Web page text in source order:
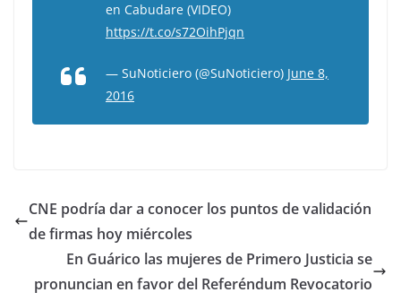
en Cabudare (VIDEO)
https://t.co/s72OihPjqn
— SuNoticiero (@SuNoticiero) June 8,
2016
CNE podría dar a conocer los puntos de validación
de firmas hoy miércoles
En Guárico las mujeres de Primero Justicia se
pronuncian en favor del Referéndum Revocatorio